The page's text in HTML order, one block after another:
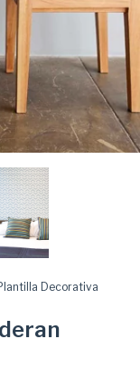
Decorativa